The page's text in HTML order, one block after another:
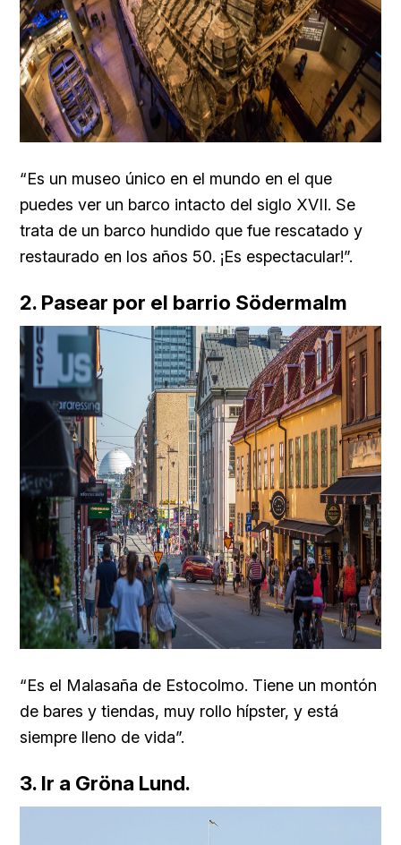
“Es un museo único en el mundo en el que
puedes ver un barco intacto del siglo XVII. Se
trata de un barco hundido que fue rescatado y
restaurado en los años 50. ¡Es espectacular!”.
2. Pasear por el barrio Södermalm
“Es el Malasaña de Estocolmo. Tiene un montón
de bares y tiendas, muy rollo hípster, y está
siempre lleno de vida”.
3. Ir a Gröna Lund.